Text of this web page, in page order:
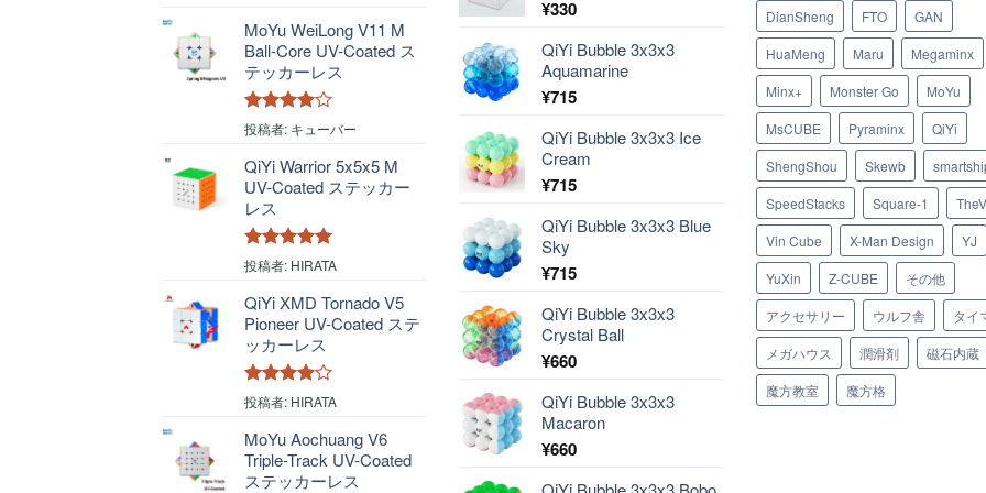
MoYu WeiLong V11 M
Ball-Core UV-Coated ス
テッカーレス
5段階中 4
投稿者: キューバー
QiYi Warrior 5x5x5 M
UV-Coated ステッカー
レス
5段階中5の
投稿者: HIRATA
QiYi XMD Tornado V5
Pioneer UV-Coated ステ
ッカーレス
5段階中4
投稿者: HIRATA
MoYu Aochuang V6
Triple-Track UV-Coated
ステッカーレス
¥330
QiYi Bubble 3x3x3
Aquamarine
¥715
QiYi Bubble 3x3x3 Ice
Cream
¥715
QiYi Bubble 3x3x3 Blue
Sky
¥715
QiYi Bubble 3x3x3
Crystal Ball
¥660
QiYi Bubble 3x3x3
Macaron
¥660
DianSheng
FTO
GAN
HuaMeng
Maru
Megaminx
Minx+
Monster Go
MoYu
MsCUBE
Pyraminx
QiYi
ShengShou
Skewb
SpeedStacks
Square-1
Vin Cube
X-Man Design
YJ
YuXin
Z-CUBE
その他
アクセサリー
ウルフ舎
タイ
メガハウス
潤滑剤
磁石内蔵
魔方教室
魔方格